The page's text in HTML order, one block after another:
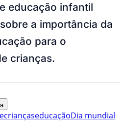
educação infantil
a importância da
para o
crianças.
criançaseducaçãoDia mundial